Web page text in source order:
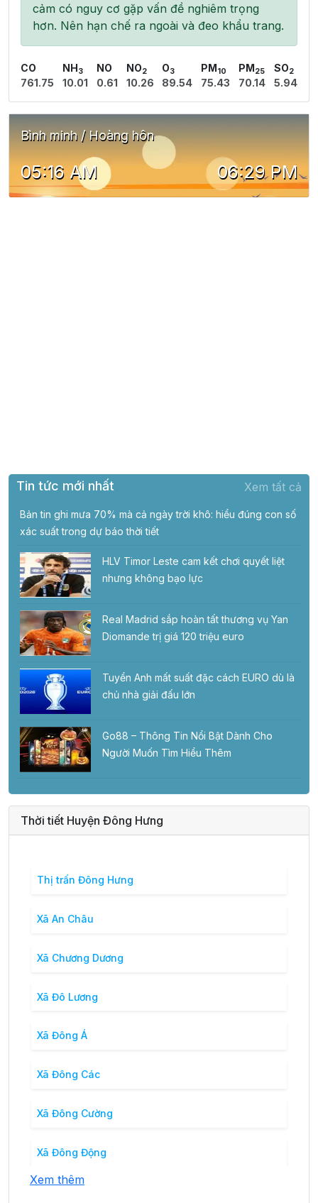
cảm có nguy cơ gặp vấn đề nghiêm trọng
hơn. Nên hạn chế ra ngoài và đeo khẩu trang.
CO
761.75
NH 3
10.01
NO
0.61
NO2
10.26
O3
89.54
PM 10
75.43
PM 25
70.14
SO2
5.94
Bình minh / Hoàng hôn
05:16 AM 06:29 PM
Tin tức mới nhất Xem tất cả
Bản tin ghi mưa 70% mà cả ngày trời khô: hiểu đúng con số
xác suất trong dự báo thời tiết
HLV Timor Leste cam kết chơi quyết liệt
nhưng không bạo lực
Real Madrid sắp hoàn tất thương vụ Yan
Diomande trị giá 120 triệu euro
Tuyển Anh mất suất đặc cách EURO dù là
chủ nhà giải đấu lớn
Go88 – Thông Tin Nổi Bật Dành Cho
Người Muốn Tìm Hiểu Thêm
Thời tiết Huyện Đông Hưng
Thị trấn Đông Hưng
Xã An Châu
Xã Chương Dương
Xã Đô Lương
Xã Đông Á
Xã Đông Các
Xã Đông Cường
Xã Đông Động
Xem thêm